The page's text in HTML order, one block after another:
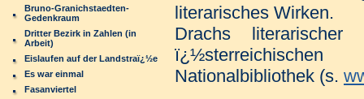
Bruno-Granichstaedten-
Gedenkraum
Dritter Bezirk in Zahlen (in
Arbeit)
Eislaufen auf der Landstraï¿½e
Es war einmal
Fasanviertel
literarisches Wirken.
Drachs
Nationalbibliothek (s.